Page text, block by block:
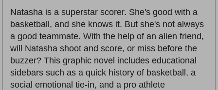
Natasha is a superstar scorer. She's good with a
basketball, and she knows it. But she's not always
a good teammate. With the help of an alien friend,
will Natasha shoot and score, or miss before the
buzzer? This graphic novel includes educational
sidebars such as a quick history of basketball, a
social emotional tie-in, and a pro athlete